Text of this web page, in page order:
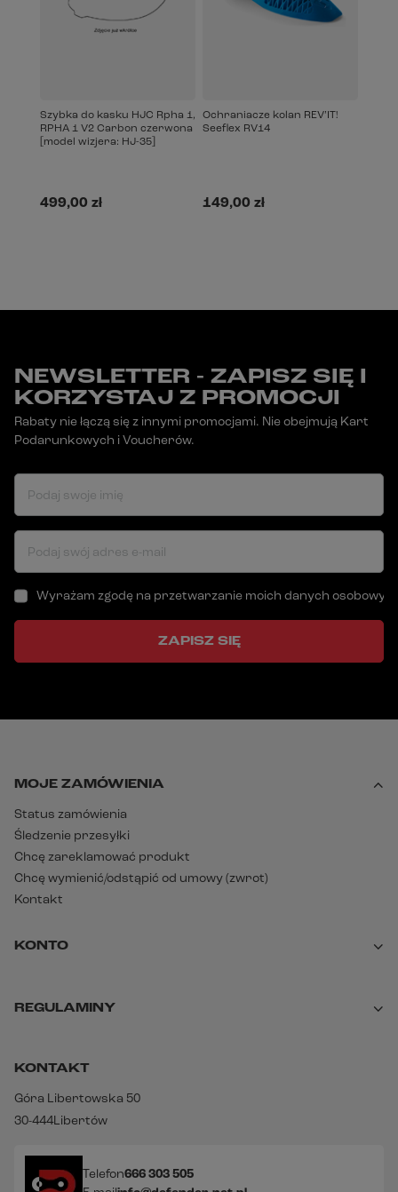
Szybka do kasku HJC Rpha 1,
RPHA 1 V2 Carbon czerwona
[model wizjera: HJ-35]
499,00 zł
Ochraniacze kolan REV’IT!
Seeflex RV14
149,00 zł
NEWSLETTER - ZAPISZ SIĘ I
KORZYSTAJ Z PROMOCJI
Rabaty nie łączą się z innymi promocjami. Nie obejmują Kart
Podarunkowych i Voucherów.
Podaj swoje imię
Podaj swój adres e-mail
Wyrażam zgodę na przetwarzanie moich danych
ZAPISZ SIĘ
MOJE ZAMÓWIENIA
Status zamówienia
Śledzenie przesyłki
Chcę zareklamować produkt
Chcę wymienić/odstąpić od umowy (zwrot)
Kontakt
KONTO
REGULAMINY
KONTAKT
Góra Libertowska 50
30-444Libertów
Telefon666 303 505